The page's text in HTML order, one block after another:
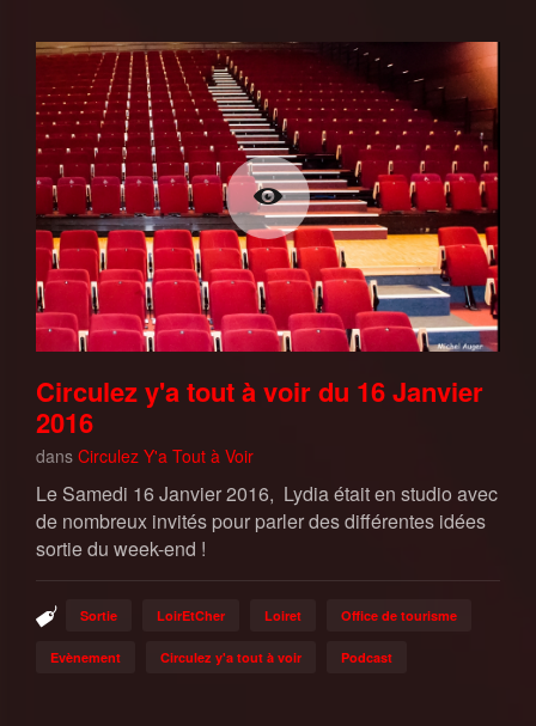
Circulez y'a tout à voir du 16 Janvier
2016
dans Circulez Y'a Tout à Voir
Le Samedi 16 Janvier 2016, Lydia était en studio avec
de nombreux invités pour parler des différentes idées
sortie du week-end !
Sortie LoirEtCher Loiret Office de tourisme
Evènement Circulez y'a tout à voir Podcast